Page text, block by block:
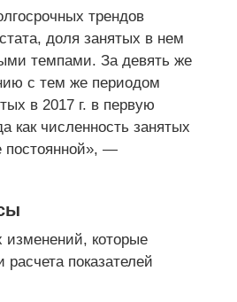
трендов
доля занятых в нем
темпами. За девять же
с тем же периодом
в 2017 г. в первую
как численность занятых
постоянной», —
изменений, которые
показателей